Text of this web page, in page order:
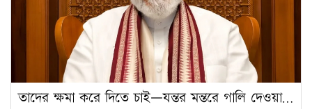
তাদের ক্ষমা করে দিতে চাই—যন্তর মন্তরে গালি দেওয়া…